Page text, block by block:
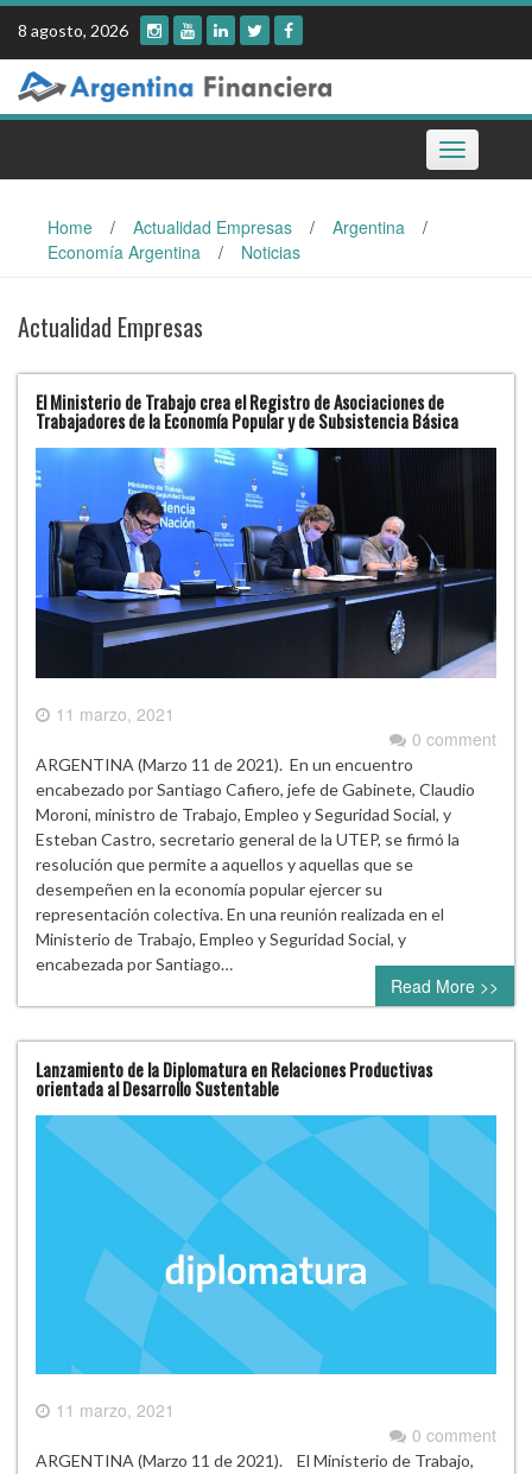
Skip
content
8 agosto, 2026
Toggle
navigation
Home / Actualidad Empresas / Argentina
/
Economía Argentina
/ Noticias
Actualidad Empresas
El Ministerio de Trabajo crea el Registro de Asociaciones de
Trabajadores de la Economía Popular y de Subsistencia Básica
11 marzo, 2021
0 comment
ARGENTINA (Marzo 11 de 2021). En un encuentro
encabezado por Santiago Cafiero, jefe de Gabinete, Claudio
Moroni, ministro de Trabajo, Empleo y Seguridad Social, y
Esteban Castro, secretario general de la UTEP, se firmó la
resolución que permite a aquellos y aquellas que se
desempeñen en la economía popular ejercer su
representación colectiva. En una reunión realizada en el
Ministerio de Trabajo, Empleo y Seguridad Social, y
encabezada por Santiago…
Read More >>
Lanzamiento de la Diplomatura en Relaciones Productivas
orientada al Desarrollo Sustentable
11 marzo, 2021
0 comment
ARGENTINA (Marzo 11 de 2021). El Ministerio de Trabajo,